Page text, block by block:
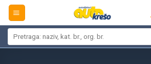
Skip
content